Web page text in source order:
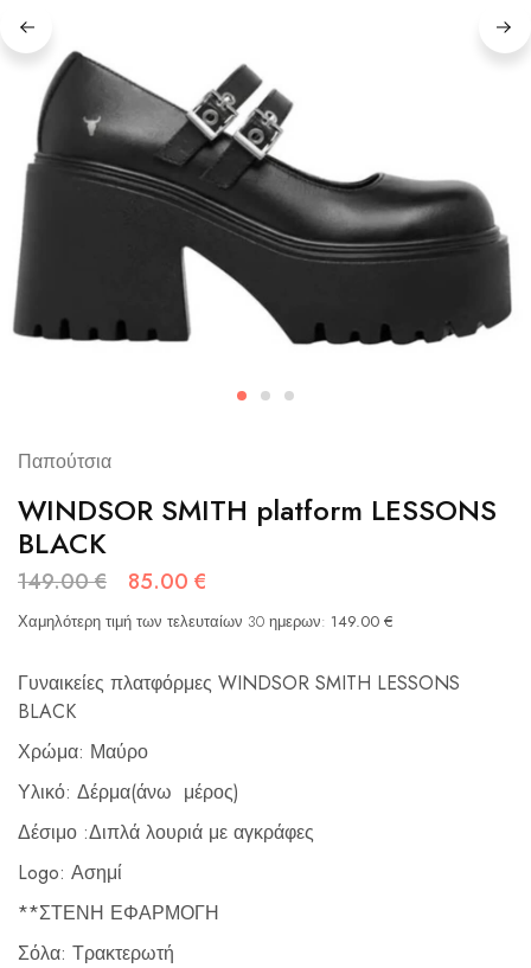
Παπούτσια
WINDSOR SMITH platform LESSONS
BLACK
149.00€ 85.00 €
Χαμηλότερη τιμή των τελευταίων 30 ημερων: 149.00 €
Γυναικείες πλατφόρμες WINDSOR SMITH LESSONS
BLACK
Χρώμα: Μαύρο
Υλικό: Δέρμα(άνω μέρος)
Δέσιμο :Διπλά λουριά με αγκράφες
Logo: Ασημί
**ΣΤΕΝΗ ΕΦΑΡΜΟΓΗ
Σόλα: Τρακτερωτή